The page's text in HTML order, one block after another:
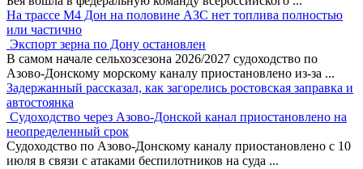
На трассе М4 Дон на половине АЗС нет топлива полностью
или частично
Экспорт зерна по Дону остановлен
В самом начале сельхозсезона 2026/2027 судоходство по
Азово-Донскому морскому каналу приостановлено из-за ...
Задержанный рассказал, как загорелись ростовская заправка и
автостоянка
Судоходство через Азово-Донской канал приостановлено на
неопределенный срок
Судоходство по Азово-Донскому каналу приостановлено с 10
июля в связи с атаками беспилотников на суда ...